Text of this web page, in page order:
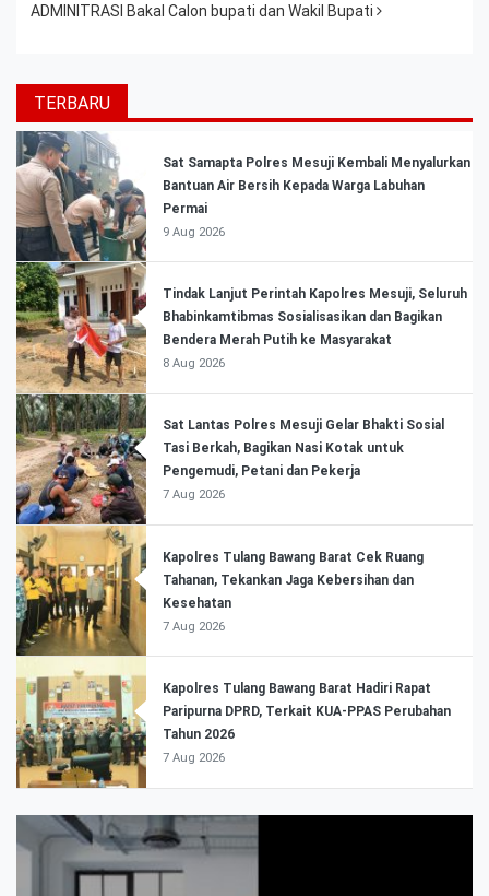
ADMINITRASI Bakal Calon bupati dan Wakil Bupati
TERBARU
Sat Samapta Polres Mesuji Kembali Menyalurkan
Bantuan Air Bersih Kepada Warga Labuhan
Permai
9 Aug 2026
Tindak Lanjut Perintah Kapolres Mesuji, Seluruh
Bhabinkamtibmas Sosialisasikan dan Bagikan
Bendera Merah Putih ke Masyarakat
8 Aug 2026
Sat Lantas Polres Mesuji Gelar Bhakti Sosial
Tasi Berkah, Bagikan Nasi Kotak untuk
Pengemudi, Petani dan Pekerja
7 Aug 2026
Kapolres Tulang Bawang Barat Cek Ruang
Tahanan, Tekankan Jaga Kebersihan dan
Kesehatan
7 Aug 2026
Kapolres Tulang Bawang Barat Hadiri Rapat
Paripurna DPRD, Terkait KUA-PPAS Perubahan
Tahun 2026
7 Aug 2026